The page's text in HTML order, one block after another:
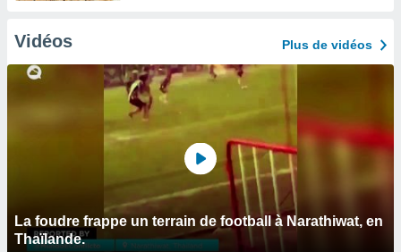
Vidéos Plus de vidéos
La foudre frappe un terrain de football à Narathiwat, en
Thaïlande.